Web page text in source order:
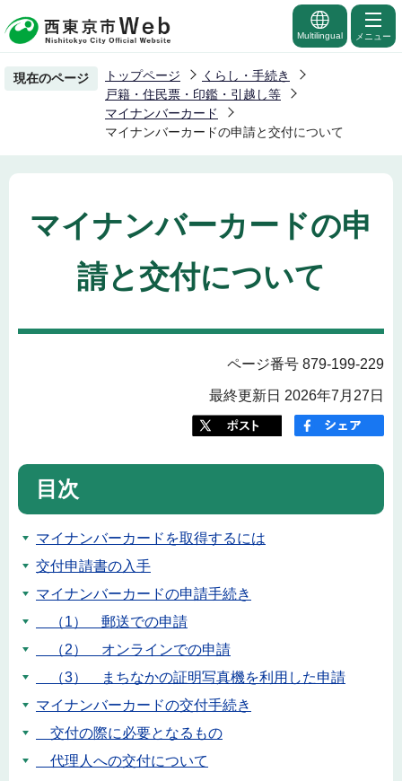
の
ー
先
頭
Multilingual メニュー
現在のページ トップページ
くらし・手続き
戸籍・住民票・印鑑・引越し等
マイナンバーカード
マイナンバーカードの申請と交付について
マイナンバーカードの申
請と交付について
ページ番号 879-199-229
最終更新日 2026年7月27日
目次
マイナンバーカードを取得するには
交付申請書の入手
マイナンバーカードの申請手続き
（1） 郵送での申請
（2） オンラインでの申請
（3） まちなかの証明写真機を利用した申請
マイナンバーカードの交付手続き
交付の際に必要となるもの
代理人への交付について